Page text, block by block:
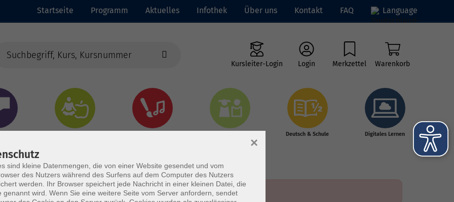
Startseite Programm Aktuelles Infothek Über uns Kontakt FAQ Language
Kursleiter-Login Login Merkzettel Warenkorb
Deutsch & Schule Digitales Lernen
sind kleine Datenmengen, die von einer Website gesendet und vom
des Nutzers während des Surfens auf dem Computer des Nutzers
werden. Ihr Browser speichert jede Nachricht in einer kleinen Datei, die
genannt wird. Wenn Sie eine weitere Seite vom Server anfordern, sendet
×